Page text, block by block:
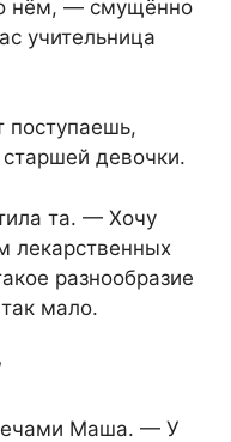
нём, — смущённо
учительница
поступаешь,
девочки.
та. — Хочу
лекарственных
разнообразие
мало.
Маша. — У